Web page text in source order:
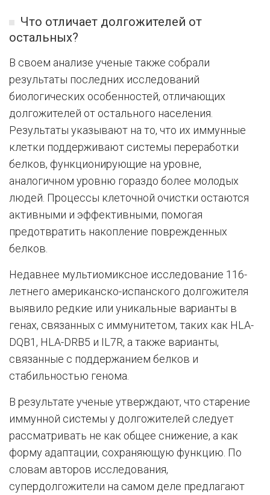
Что отличает долгожителей от
остальных?
В своем анализе ученые также собрали
результаты последних исследований
биологических особенностей, отличающих
долгожителей от остального населения.
Результаты указывают на то, что их иммунные
клетки поддерживают системы переработки
белков, функционирующие на уровне,
аналогичном уровню гораздо более молодых
людей. Процессы клеточной очистки остаются
активными и эффективными, помогая
предотвратить накопление поврежденных
белков.
Недавнее мультиомиксное исследование 116-
летнего американско-испанского долгожителя
выявило редкие или уникальные варианты в
генах, связанных с иммунитетом, таких как HLA-
DQB1, HLA-DRB5 и IL7R, а также варианты,
связанные с поддержанием белков и
стабильностью генома.
В результате ученые утверждают, что старение
иммунной системы у долгожителей следует
рассматривать не как общее снижение, а как
форму адаптации, сохраняющую функцию. По
словам авторов исследования,
супердолгожители на самом деле предлагают